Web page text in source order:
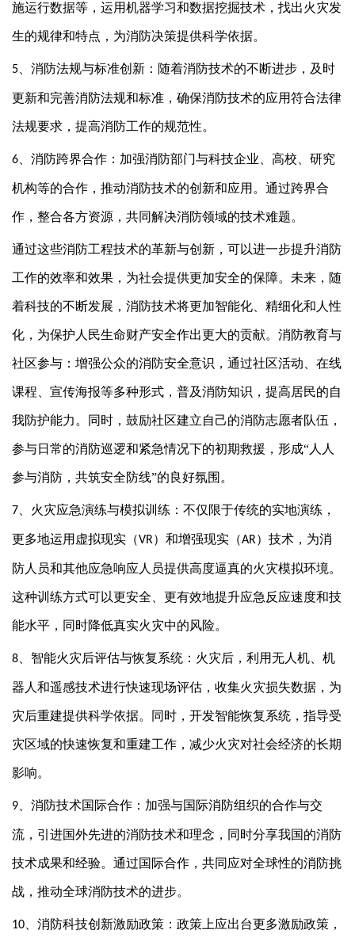
施运行数据等，运用机器学习和数据挖掘技术，找出火灾发
生的规律和特点，为消防决策提供科学依据。
5、 消防法规与标准创新：随着消防技术的不断进步，及时
更新和完善消防法规和标准，确保消防技术的应用符合法律
法规要求，提高消防工作的规范性。
6、 消防跨界合作：加强消防部门与科技企业、高校、研究
机构等的合作，推动消防技术的创新和应用。通过跨界合
作，整合各方资源，共同解决消防领域的技术难题。
通过这些消防工程技术的革新与创新，可以进一步提升消防
工作的效率和效果，为社会提供更加安全的保障。未来，随
着科技的不断发展，消防技术将更加智能化、精细化和人性
化，为保护人民生命财产安全作出更大的贡献。消防教育与
社区参与：增强公众的消防安全意识，通过社区活动、在线
课程、宣传海报等多种形式，普及消防知识，提高居民的自
我防护能力。同时，鼓励社区建立自己的消防志愿者队伍，
参与日常的消防巡逻和紧急情况下的初期救援，形成“人人
参与消防，共筑安全防线”的良好氛围。
7、 火灾应急演练与模拟训练：不仅限于传统的实地演练，
更多地运用虚拟现实（VR）和增强现实（AR）技术，为消
防人员和其他应急响应人员提供高度逼真的火灾模拟环境。
这种训练方式可以更安全、更有效地提升应急反应速度和技
能水平，同时降低真实火灾中的风险。
8、 智能火灾后评估与恢复系统：火灾后，利用无人机、机
器人和遥感技术进行快速现场评估，收集火灾损失数据，为
灾后重建提供科学依据。同时，开发智能恢复系统，指导受
灾区域的快速恢复和重建工作，减少火灾对社会经济的长期
影响。
9、 消防技术国际合作：加强与国际消防组织的合作与交
流，引进国外先进的消防技术和理念，同时分享我国的消防
技术成果和经验。通过国际合作，共同应对全球性的消防挑
战，推动全球消防技术的进步。
10、 消防科技创新激励政策：政策上应出台更多激励政策，